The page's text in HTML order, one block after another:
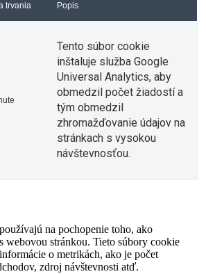
trvania Popis
Tento súbor cookie
inštaluje služba Google
Universal Analytics, aby
obmedzil počet žiadostí a
tým obmedzil
zhromažďovanie údajov na
stránkach s vysokou
návštevnosťou.
na pochopenie toho, ako
webovou stránkou. Tieto súbory cookie
o metrikách, ako je počet
zdroj návštevnosti atď.